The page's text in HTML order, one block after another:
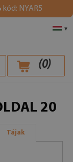
kód: NYAR5
▾
(0)
20
Tájak